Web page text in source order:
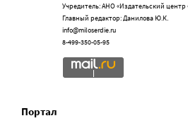
Учредитель: АНО «Издательский центр
Главный редактор: Данилова Ю.К.
info@miloserdie.ru
8-499-350-05-95
Портал